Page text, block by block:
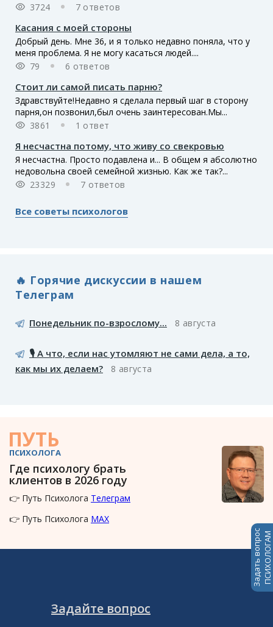
3724
7 ответов
Касания с моей стороны
Добрый день. Мне 36, и я только недавно поняла, что у
меня проблема. Я не могу касаться людей....
79
6 ответов
Стоит ли самой писать парню?
Здравствуйте!Недавно я сделала первый шаг в сторону
парня,он позвонил,был очень заинтересован.Мы...
3861
1 ответ
Я несчастна потому, что живу со свекровью
Я несчастна. Просто подавлена и... В общем я абсолютно
недовольна своей семейной жизнью. Как же так?...
23329
7 ответов
Все советы психологов
🔥 Горячие дискуссии в нашем
Телеграм
Понедельник по-взрослому... 8 августа
🎙️ А что, если нас утомляют не сами дела, а то,
как мы их делаем?
8 августа
ПУТЬ
ПСИХОЛОГА
Где психологу брать
клиентов в 2026 году
👉 Путь Психолога Телеграм
👉 Путь Психолога MAX
Задать вопросПСИХОЛОГАМ
Задайте вопрос